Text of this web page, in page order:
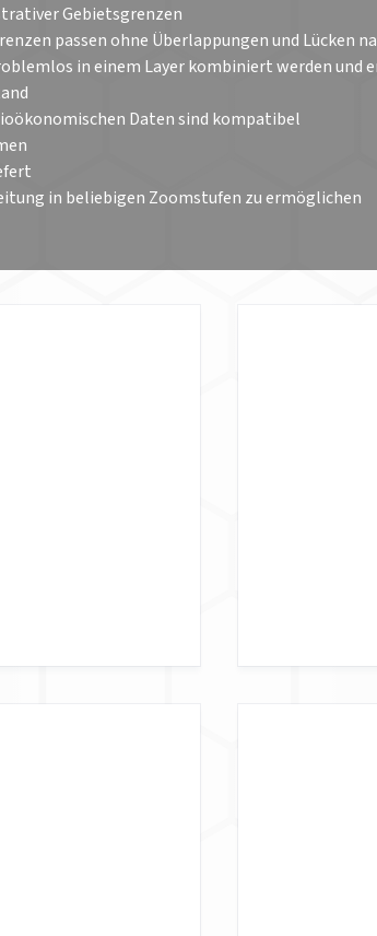
Gebietsgrenzen
passen ohne Überlappungen und Lücken
in einem Layer kombiniert werden und
Daten sind kompatibel
in beliebigen Zoomstufen zu ermöglichen